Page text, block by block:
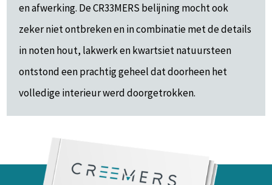
en afwerking. De CR33MERS belijning mocht ook
zeker niet ontbreken en in combinatie met de details
in noten hout, lakwerk en kwartsiet natuursteen
ontstond een prachtig geheel dat doorheen het
volledige interieur werd doorgetrokken.